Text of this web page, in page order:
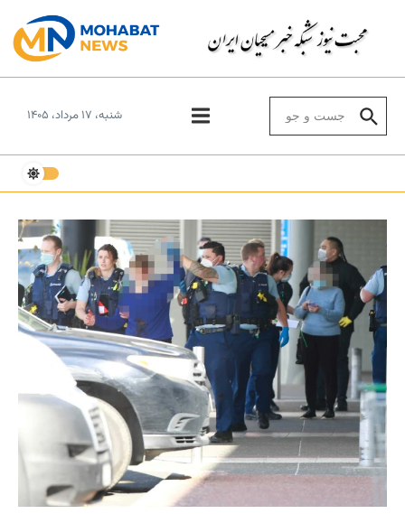
شنبه، ۱۷ مرداد، ۱۴۰۵